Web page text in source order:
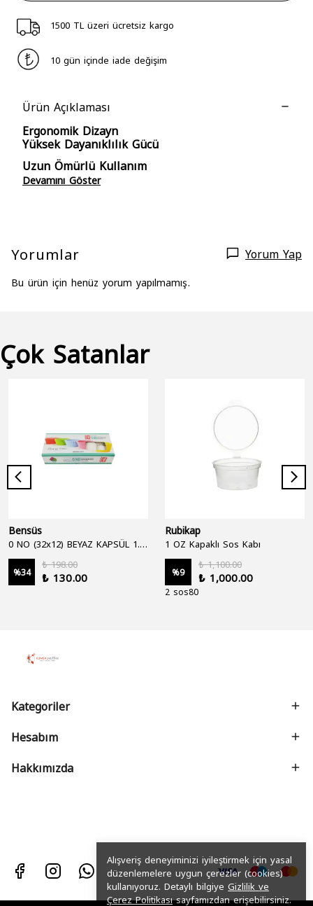
Alışveriş deneyiminizi iyileştirmek için yasal
düzenlemelere uygun çerezler (cookies)
kullanıyoruz. Detaylı bilgiye Gizlilik ve
Çerez Politikasısayfamızdan erişebilirsiniz.
1500 TL üzeri ücretsiz kargo
10 gün içinde iade değişim
Ürün Açıklaması
Ergonomik Dizayn
Yüksek Dayanıklılık Gücü
Uzun Ömürlü Kullanım
Devamını Göster
Yorumlar Yorum Yap
Bu ürün için henüz yorum yapılmamış.
Çok Satanlar
Bensüs
%34
₺ 198.00
₺ 130.00
Rubikap
1 OZ Kapaklı Sos Kabı
%9
₺ 1,100.00
₺ 1,000.00
2 sos80
Kategoriler
Hesabım
Hakkımızda